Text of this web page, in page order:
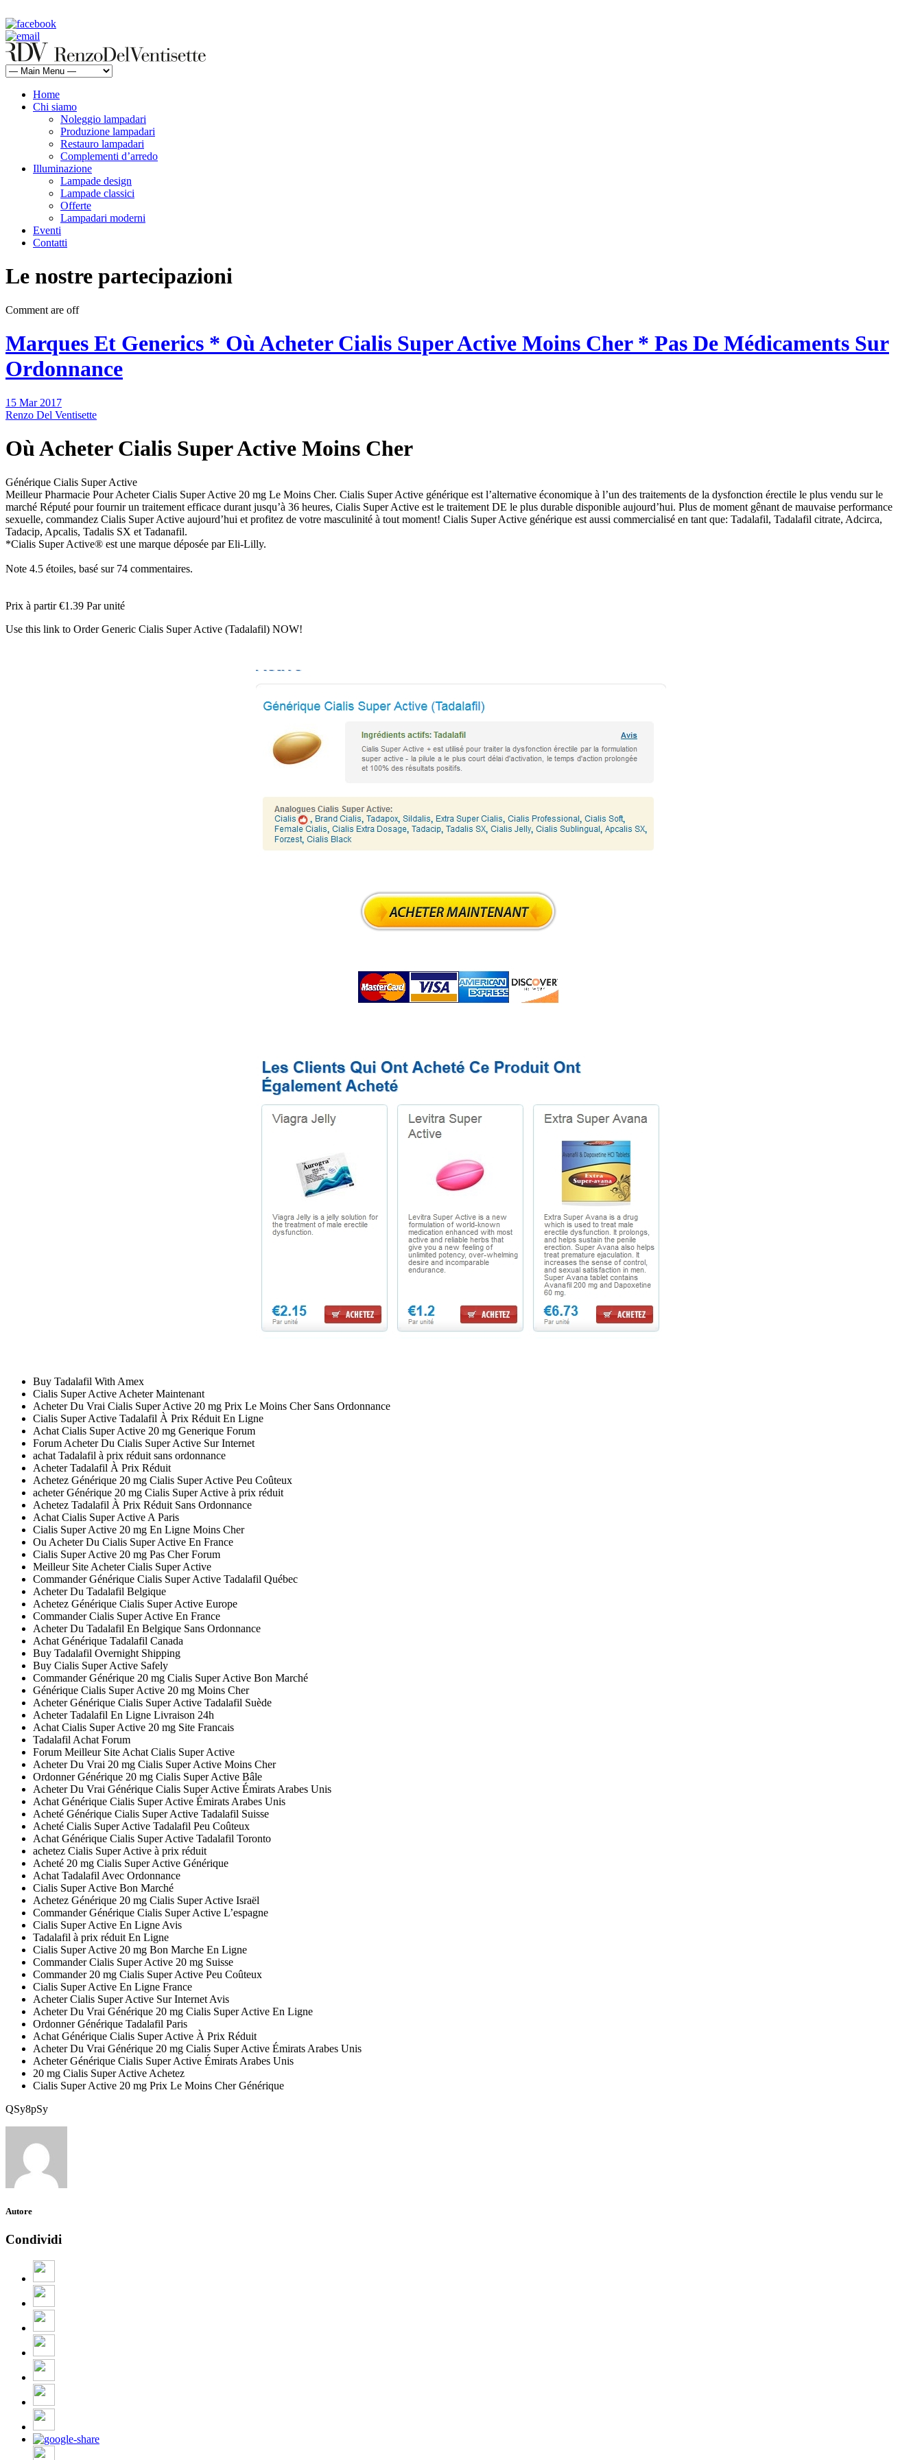
Home
Chi siamo
Noleggio lampadari
Produzione lampadari
Restauro lampadari
Complementi d’arredo
Illuminazione
Lampade design
Lampade classici
Offerte
Lampadari moderni
Eventi
Contatti
Le nostre partecipazioni
Comment are off
Marques Et Generics * Où Acheter Cialis Super Active Moins Cher * Pas De Médicaments Sur
Ordonnance
15 Mar 2017
Renzo Del Ventisette
Où Acheter Cialis Super Active Moins Cher
Générique Cialis Super Active
Meilleur Pharmacie Pour Acheter Cialis Super Active 20 mg Le Moins Cher. Cialis Super Active générique est l’alternative économique à l’un des traitements de la dysfonction érectile le plus vendu sur le
marché Réputé pour fournir un traitement efficace durant jusqu’à 36 heures, Cialis Super Active est le traitement DE le plus durable disponible aujourd’hui. Plus de moment gênant de mauvaise performance
sexuelle, commandez Cialis Super Active aujourd’hui et profitez de votre masculinité à tout moment! Cialis Super Active générique est aussi commercialisé en tant que: Tadalafil, Tadalafil citrate, Adcirca,
Tadacip, Apcalis, Tadalis SX et Tadanafil.
*Cialis Super Active® est une marque déposée par Eli-Lilly.
Note 4.5 étoiles, basé sur 74 commentaires.
Prix à partir€1.39 Par unité
Use this link to Order Generic Cialis Super Active (Tadalafil) NOW!
Buy Tadalafil With Amex
Cialis Super Active Acheter Maintenant
Acheter Du Vrai Cialis Super Active 20 mg Prix Le Moins Cher Sans Ordonnance
Cialis Super Active Tadalafil À Prix Réduit En Ligne
Achat Cialis Super Active 20 mg Generique Forum
Forum Acheter Du Cialis Super Active Sur Internet
achat Tadalafil à prix réduit sans ordonnance
Acheter Tadalafil À Prix Réduit
Achetez Générique 20 mg Cialis Super Active Peu Coûteux
acheter Générique 20 mg Cialis Super Active à prix réduit
Achetez Tadalafil À Prix Réduit Sans Ordonnance
Achat Cialis Super Active A Paris
Cialis Super Active 20 mg En Ligne Moins Cher
Ou Acheter Du Cialis Super Active En France
Cialis Super Active 20 mg Pas Cher Forum
Meilleur Site Acheter Cialis Super Active
Commander Générique Cialis Super Active Tadalafil Québec
Acheter Du Tadalafil Belgique
Achetez Générique Cialis Super Active Europe
Commander Cialis Super Active En France
Acheter Du Tadalafil En Belgique Sans Ordonnance
Achat Générique Tadalafil Canada
Buy Tadalafil Overnight Shipping
Buy Cialis Super Active Safely
Commander Générique 20 mg Cialis Super Active Bon Marché
Générique Cialis Super Active 20 mg Moins Cher
Acheter Générique Cialis Super Active Tadalafil Suède
Acheter Tadalafil En Ligne Livraison 24h
Achat Cialis Super Active 20 mg Site Francais
Tadalafil Achat Forum
Forum Meilleur Site Achat Cialis Super Active
Acheter Du Vrai 20 mg Cialis Super Active Moins Cher
Ordonner Générique 20 mg Cialis Super Active Bâle
Acheter Du Vrai Générique Cialis Super Active Émirats Arabes Unis
Achat Générique Cialis Super Active Émirats Arabes Unis
Acheté Générique Cialis Super Active Tadalafil Suisse
Acheté Cialis Super Active Tadalafil Peu Coûteux
Achat Générique Cialis Super Active Tadalafil Toronto
achetez Cialis Super Active à prix réduit
Acheté 20 mg Cialis Super Active Générique
Achat Tadalafil Avec Ordonnance
Cialis Super Active Bon Marché
Achetez Générique 20 mg Cialis Super Active Israël
Commander Générique Cialis Super Active L’espagne
Cialis Super Active En Ligne Avis
Tadalafil à prix réduit En Ligne
Cialis Super Active 20 mg Bon Marche En Ligne
Commander Cialis Super Active 20 mg Suisse
Commander 20 mg Cialis Super Active Peu Coûteux
Cialis Super Active En Ligne France
Acheter Cialis Super Active Sur Internet Avis
Acheter Du Vrai Générique 20 mg Cialis Super Active En Ligne
Ordonner Générique Tadalafil Paris
Achat Générique Cialis Super Active À Prix Réduit
Acheter Du Vrai Générique 20 mg Cialis Super Active Émirats Arabes Unis
Acheter Générique Cialis Super Active Émirats Arabes Unis
20 mg Cialis Super Active Achetez
Cialis Super Active 20 mg Prix Le Moins Cher Générique
QSy8pSy
Autore
Condividi